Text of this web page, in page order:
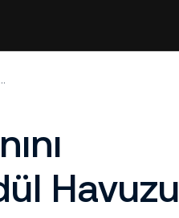
Gemslot Etkinliklerinin Lansmanını Kutlayalım: 112.000 AITECH Ödül Havuzu Paylaşılsın!
Havuzu